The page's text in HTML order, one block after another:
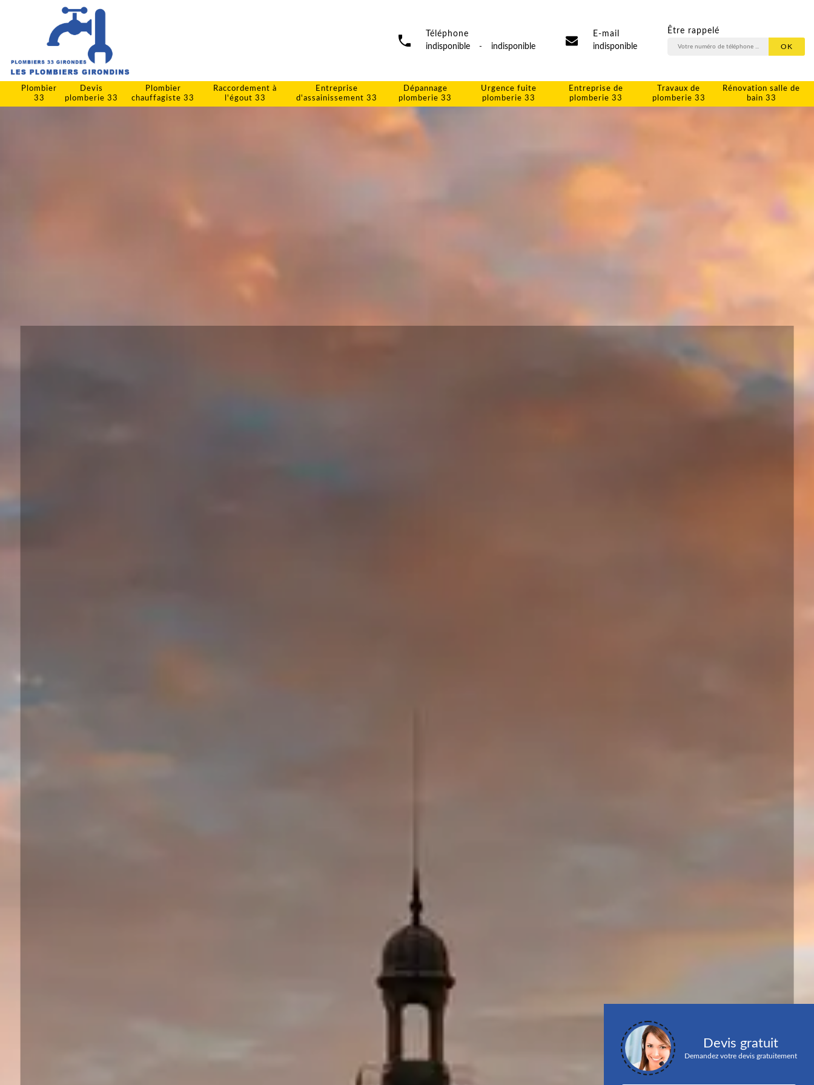
Téléphone
indisponible
- indisponible
E-mail
indisponible
Être rappelé
Plombier
33
Devis
plomberie 33
Plombier
chauffagiste 33
Raccordement à
l'égout 33
Entreprise
d'assainissement 33
Dépannage
plomberie 33
Urgence fuite
plomberie 33
Entreprise de
plomberie 33
Travaux de
plomberie 33
Rénovation salle de
bain 33
Devis gratuit
Demandez votre devis gratuitement